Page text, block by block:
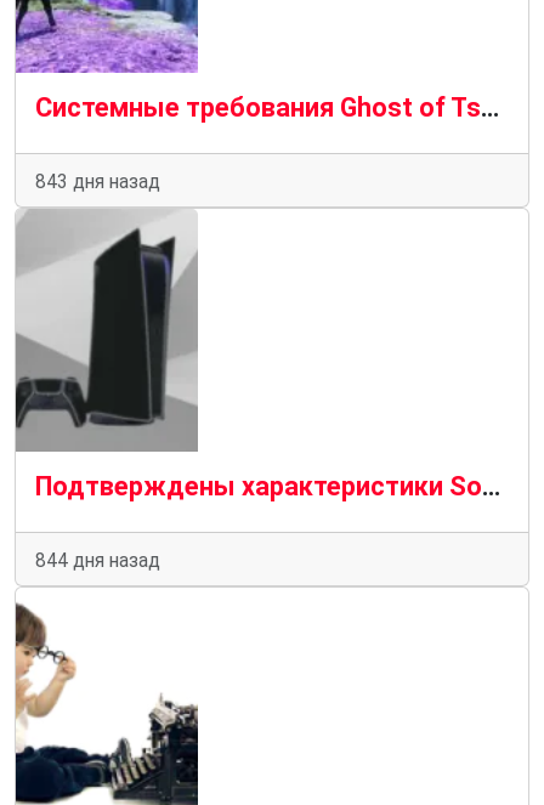
Системные требования Ghost of Tsushima требуют мощного ПК для 4K
843 дня назад
Подтверждены характеристики Sony PlayStation 5 Pro с графическим процессором на 45% быстрее
844 дня назад